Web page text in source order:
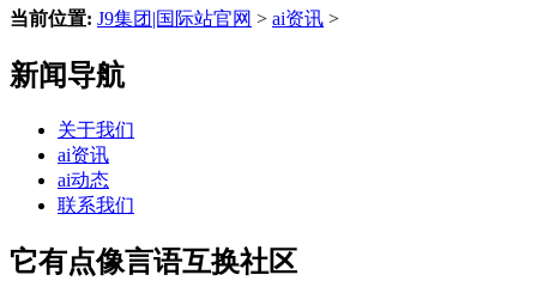
当前位置: J9集团|国际站官网 > ai资讯 >
新闻导航
关于我们
ai资讯
ai动态
联系我们
它有点像言语互换社区